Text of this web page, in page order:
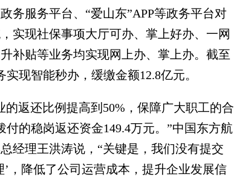
务服务平台、“爱山东”APP等政务平台对
实现社保事项大厅可办、掌上好办、一网
补贴等业务均实现网上办、掌上办。截至
现智能秒办，缓缴金额12.8亿元。
返还比例提高到50%，保障广大职工的合
的稳岗返还资金149.4万元。”中国东方航
经理王洪涛说，“关键是，我们没有提交
，降低了公司运营成本，提升企业发展信